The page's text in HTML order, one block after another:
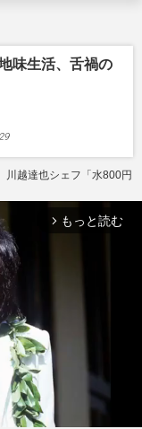
味生活、舌禍の
川越達也シェフ「水800円
arrow_forward_ios もっと読む